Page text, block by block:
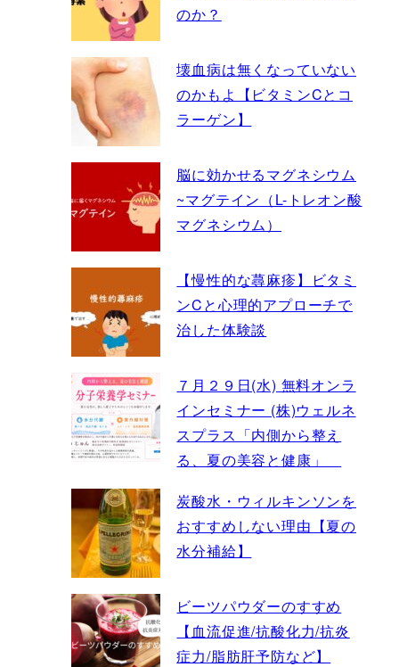
のか？
壊血病は無くなっていない
のかもよ【ビタミンCとコ
ラーゲン】
脳に効かせるマグネシウム
~マグテイン（L-トレオン酸
マグネシウム）
【慢性的な蕁麻疹】ビタミ
ンCと心理的アプローチで
治した体験談
７月２９日(水) 無料オンラ
インセミナー (株)ウェルネ
スプラス「内側から整え
る、夏の美容と健康」
炭酸水・ウィルキンソンを
おすすめしない理由【夏の
水分補給】
ビーツパウダーのすすめ
【血流促進/抗酸化力/抗炎
症力/脂肪肝予防など】